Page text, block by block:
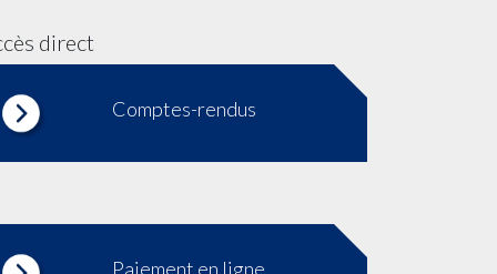
direct
Comptes-rendus
Paiement en ligne